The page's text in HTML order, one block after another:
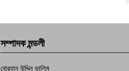
সম্পাদক মন্ডলী
বোরহান উদ্দিন ডালিম